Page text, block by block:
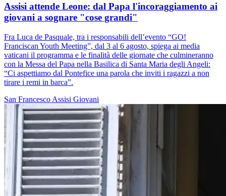
Assisi attende Leone: dal Papa l'incoraggiamento ai
giovani a sognare "cose grandi"
Fra Luca de Pasquale, tra i responsabili dell’evento “GO!
Franciscan Youth Meeting”, dal 3 al 6 agosto, spiega ai media
vaticani il programma e le finalità delle giornate che culmineranno
con la Messa del Papa nella Basilica di Santa Maria degli Angeli:
“Ci aspettiamo dal Pontefice una parola che inviti i ragazzi a non
tirare i remi in barca”.
San Francesco Assisi Giovani